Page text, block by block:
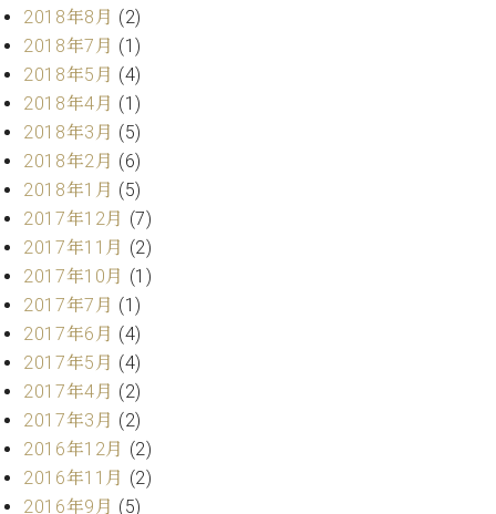
マ
ー
サ
ー
ビ
ス
(
律
)
ア
フ
タ
サ
ー
ビ
ス
(調
律)
2018年8月 (2)
2018年7月 (1)
2018年5月 (4)
2018年4月 (1)
2018年3月 (5)
2018年2月 (6)
2018年1月 (5)
2017年12月 (7)
2017年11月 (2)
2017年10月 (1)
2017年7月 (1)
2017年6月 (4)
2017年5月 (4)
2017年4月 (2)
2017年3月 (2)
2016年12月 (2)
2016年11月 (2)
2016年9月 (5)